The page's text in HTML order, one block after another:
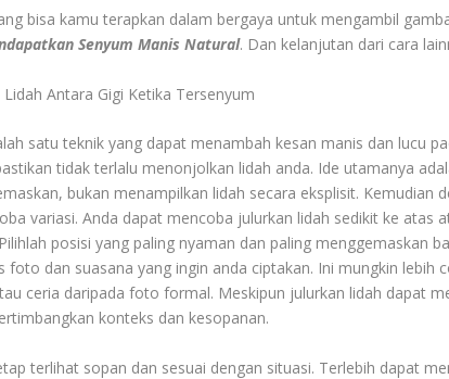
bisa kamu terapkan dalam bergaya untuk mengambil
Senyum Manis Natural. Dan kelanjutan dari cara
Antara Gigi Ketika Tersenyum
satu teknik yang dapat menambah kesan manis dan lucu
tidak terlalu menonjolkan lidah anda. Ide utamanya
bukan menampilkan lidah secara eksplisit. Kemudian
variasi. Anda dapat mencoba julurkan lidah sedikit ke atas
posisi yang paling nyaman dan paling menggemaskan
foto dan suasana yang ingin anda ciptakan. Ini mungkin
ceria daripada foto formal. Meskipun julurkan lidah dapat
konteks dan kesopanan.
terlihat sopan dan sesuai dengan situasi. Terlebih dapat